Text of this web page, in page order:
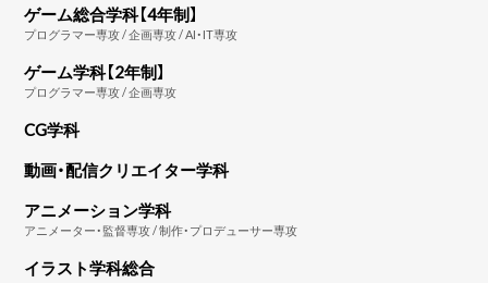
ゲーム総合学科【4年制】
プログラマー専攻 / 企画専攻 / AI・IT専攻
ゲーム学科【2年制】
プログラマー専攻 / 企画専攻
CG学科
動画・配信クリエイター学科
アニメーション学科
アニメーター・監督専攻 / 制作・プロデューサー専攻
イラスト学科総合